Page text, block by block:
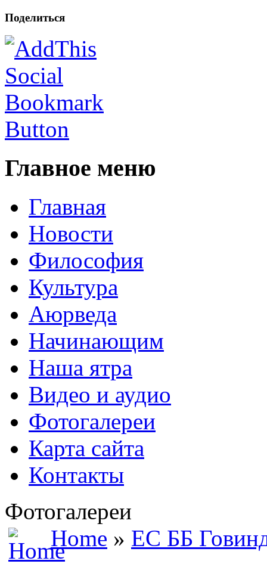
Поделиться
Главное меню
Главная
Новости
Философия
Культура
Аюрведа
Начинающим
Наша ятра
Видео и аудио
Фотогалереи
Карта сайта
Контакты
Фотогалереи
Home » ЕС ББ